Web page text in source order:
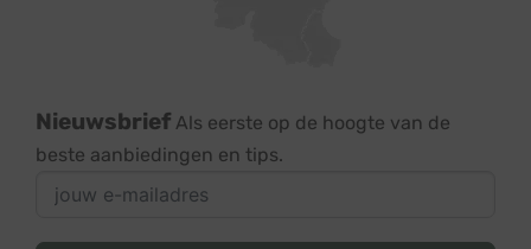
Nieuwsbrief Als eerste op de hoogte van de
beste aanbiedingen en tips.